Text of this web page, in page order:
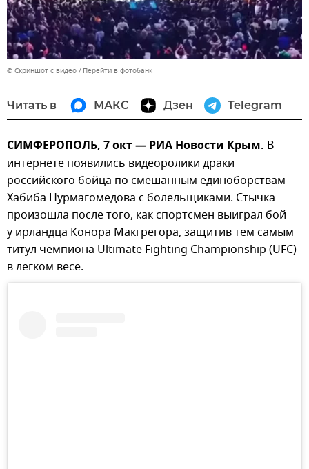
© Скриншот с видео Перейти в фотобанк
Читать в МАКС Дзен Telegram
СИМФЕРОПОЛЬ, 7 окт — РИА Новости Крым. В
интернете появились видеоролики драки
российского бойца по смешанным единоборствам
Хабиба Нурмагомедова с болельщиками. Стычка
произошла после того, как спортсмен выиграл бой
у ирландца Конора Макгрегора, защитив тем самым
титул чемпиона Ultimate Fighting Championship (UFC)
в легком весе.